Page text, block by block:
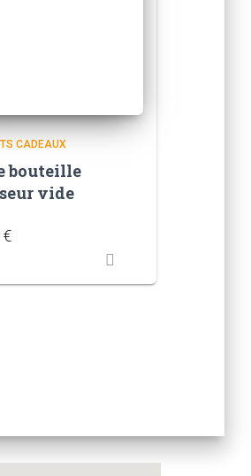
CADEAUX
bouteille
vide
€